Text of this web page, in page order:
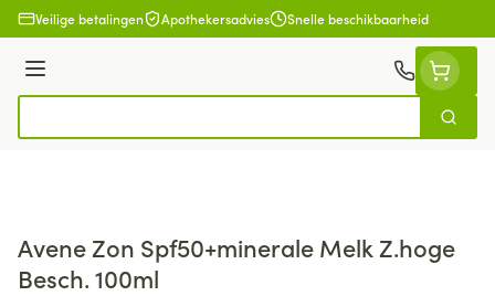
Ga naar de inhoud
Veilige betalingen Apothekersadvies Snelle beschikbaarheid
Menu
Zoek
Avene Zon Spf50+minerale Melk Z.hoge
Besch. 100ml